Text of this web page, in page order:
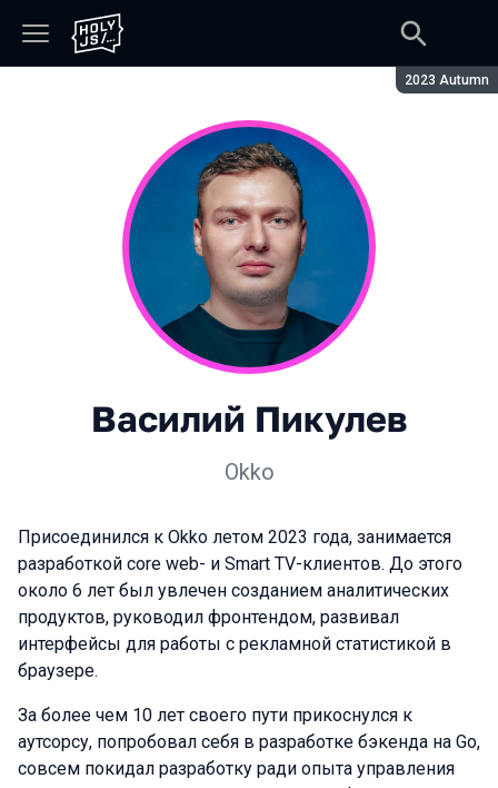
Сезон:
2023 Autumn
Василий Пикулев
Okko
Присоединился к Okko летом 2023 года, занимается
разработкой core web- и Smart TV-клиентов. До этого
около 6 лет был увлечен созданием аналитических
продуктов, руководил фронтендом, развивал
интерфейсы для работы с рекламной статистикой в
браузере.
За более чем 10 лет своего пути прикоснулся к
аутсорсу, попробовал себя в разработке бэкенда на Go,
совсем покидал разработку ради опыта управления